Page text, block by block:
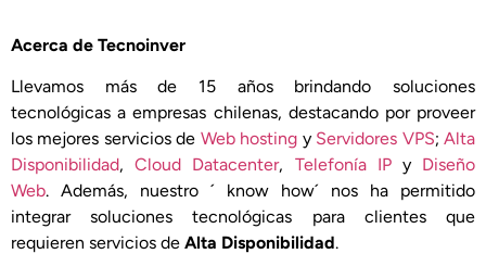
Acerca de Tecnoinver
Llevamos más de 15 años brindando soluciones
tecnológicas a empresas chilenas, destacando por proveer
los mejores servicios de Web hosting y Servidores VPS;Alta
Disponibilidad,Cloud Datacenter, Telefonía IPy Diseño
Web. Además, nuestro ´ know how´ nos ha permitido
integrar soluciones tecnológicas para clientes que
requieren servicios de Alta Disponibilidad.